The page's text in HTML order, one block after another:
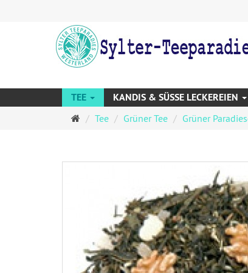
TEE KANDIS & SÜSSE LECKEREIEN
Startseite
Tee Grüner Tee Grüner